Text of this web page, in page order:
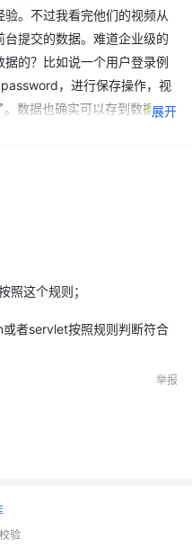
。不过我看完他们的视频从
提交的数据。难道企业级的
的？比如说一个用户登录例
，进行保存操作，视
数据也确实可以存到数据库
展开
照这个规则；
者servlet按照规则判断符合
举报
验